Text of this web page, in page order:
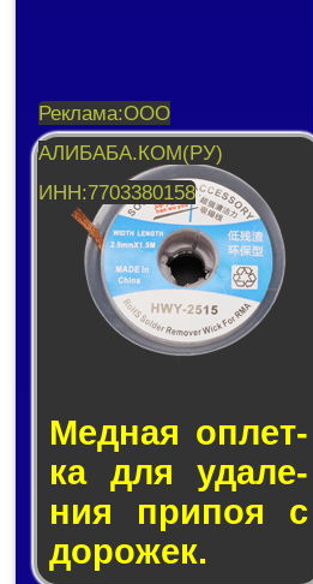
Медная оп­лет­
ка для уда­ле­
ния при­поя с
до­ро­жек.